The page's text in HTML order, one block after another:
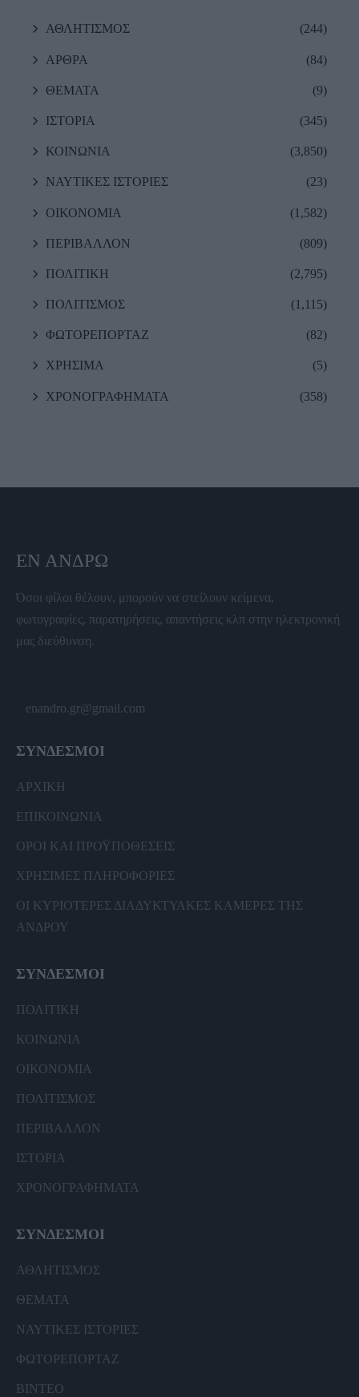
ΑΘΛΗΤΙΣΜΟΣ (244)
ΑΡΘΡΑ (84)
ΘΕΜΑΤΑ (9)
ΙΣΤΟΡΙΑ (345)
ΚΟΙΝΩΝΙΑ (3,850)
ΝΑΥΤΙΚΕΣ ΙΣΤΟΡΙΕΣ (23)
ΟΙΚΟΝΟΜΙΑ (1,582)
ΠΕΡΙΒΑΛΛΟΝ (809)
ΠΟΛΙΤΙΚΗ (2,795)
ΠΟΛΙΤΙΣΜΟΣ (1,115)
ΦΩΤΟΡΕΠΟΡΤΑΖ (82)
ΧΡΗΣΙΜΑ (5)
ΧΡΟΝΟΓΡΑΦΗΜΑΤΑ (358)
ΕΝ ΆΝΔΡΩ
Όσοι φίλοι θέλουν, μπορούν να στείλουν κείμενα,
φωτογραφίες, παρατηρήσεις, απαντήσεις κλπ στην ηλεκτρονική
μας διεύθυνση.
enandro.gr@gmail.com
ΣΥΝΔΕΣΜΟΙ
ΑΡΧΙΚΗ
ΕΠΙΚΟΙΝΩΝΙΑ
ΟΡΟΙ ΚΑΙ ΠΡΟΫΠΟΘΕΣΕΙΣ
ΧΡΗΣΙΜΕΣ ΠΛΗΡΟΦΟΡΙΕΣ
ΟΙ ΚΥΡΙΟΤΕΡΕΣ ΔΙΑΔΥΚΤΥΑΚΕΣ ΚΑΜΕΡΕΣ ΤΗΣ
ΑΝΔΡΟΥ
ΣΥΝΔΕΣΜΟΙ
ΠΟΛΙΤΙΚΗ
ΚΟΙΝΩΝΙΑ
ΟΙΚΟΝΟΜΙΑ
ΠΟΛΙΤΙΣΜΟΣ
ΠΕΡΙΒΑΛΛΟΝ
ΙΣΤΟΡΙΑ
ΧΡΟΝΟΓΡΑΦΗΜΑΤΑ
ΣΥΝΔΕΣΜΟΙ
ΑΘΛΗΤΙΣΜΟΣ
ΘΕΜΑΤΑ
ΝΑΥΤΙΚΕΣ ΙΣΤΟΡΙΕΣ
ΦΩΤΟΡΕΠΟΡΤΑΖ
ΒΙΝΤΕΟ